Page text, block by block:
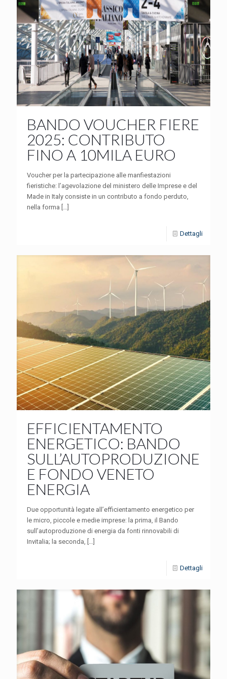
BANDO VOUCHER FIERE
2025: CONTRIBUTO
FINO A 10MILA EURO
Voucher per la partecipazione alle manfiestazioni
fieristiche: l’agevolazione del ministero delle Imprese e del
Made in Italy consiste in un contributo a fondo perduto,
nella forma
Dettagli
EFFICIENTAMENTO
ENERGETICO: BANDO
SULL’AUTOPRODUZIONE
E FONDO VENETO
ENERGIA
Due opportunità legate all’efficientamento energetico per
le micro, piccole e medie imprese: la prima, il Bando
sull’autoproduzione di energia da fonti rinnovabili di
Invitalia; la seconda, […]
Dettagli